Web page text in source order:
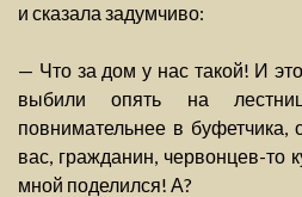
и сказала задумчиво:
— Что за дом у нас такой! И
выбили опять на
повнимательнее в
вас, гражданин, червонцев-
мной поделился! А?